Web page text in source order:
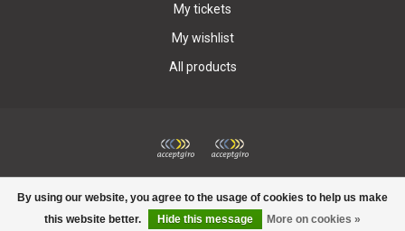
By using our website, you agree to the usage of cookies to help us make
this website better.
Hide this message More on cookies »
My tickets
My wishlist
All products
© Copyright 2026 Boutique La Revanche